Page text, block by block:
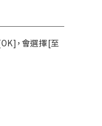
，會選擇[至